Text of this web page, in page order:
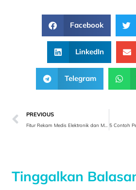
Facebook
LinkedIn
Telegram
PREVIOUS
Tinggalkan